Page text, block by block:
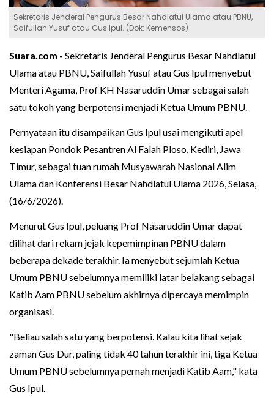
Sekretaris Jenderal Pengurus Besar Nahdlatul Ulama atau PBNU,
Saifullah Yusuf atau Gus Ipul. (Dok: Kemensos)
Suara.com - Sekretaris Jenderal Pengurus Besar Nahdlatul
Ulama atau PBNU, Saifullah Yusuf atau Gus Ipul menyebut
Menteri Agama, Prof KH Nasaruddin Umar sebagai salah
satu tokoh yang berpotensi menjadi Ketua Umum PBNU.
Pernyataan itu disampaikan Gus Ipul usai mengikuti apel
kesiapan Pondok Pesantren Al Falah Ploso, Kediri, Jawa
Timur, sebagai tuan rumah Musyawarah Nasional Alim
Ulama dan Konferensi Besar Nahdlatul Ulama 2026, Selasa,
(16/6/2026).
Menurut Gus Ipul, peluang Prof Nasaruddin Umar dapat
dilihat dari rekam jejak kepemimpinan PBNU dalam
beberapa dekade terakhir. Ia menyebut sejumlah Ketua
Umum PBNU sebelumnya memiliki latar belakang sebagai
Katib Aam PBNU sebelum akhirnya dipercaya memimpin
organisasi.
"Beliau salah satu yang berpotensi. Kalau kita lihat sejak
zaman Gus Dur, paling tidak 40 tahun terakhir ini, tiga Ketua
Umum PBNU sebelumnya pernah menjadi Katib Aam," kata
Gus Ipul.